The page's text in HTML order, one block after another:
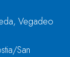
Vegadeo
San